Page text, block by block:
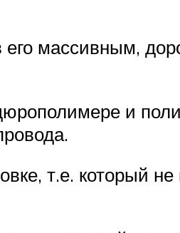
его массивным,
и
т.е. который